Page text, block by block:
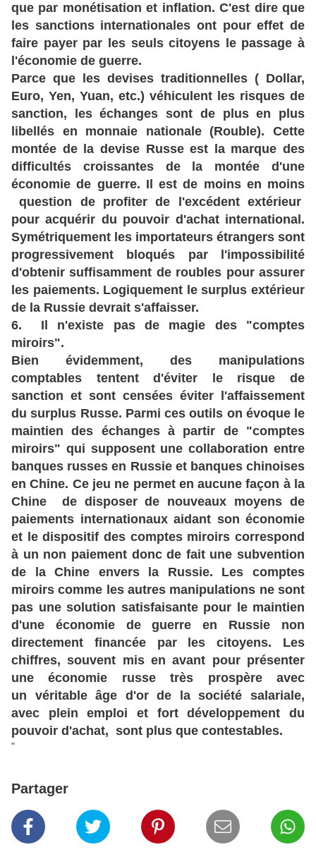
que par monétisation et inflation. C'est dire que
les sanctions internationales ont pour effet de
faire payer par les seuls citoyens le passage à
l'économie de guerre.
Parce que les devises traditionnelles ( Dollar,
Euro, Yen, Yuan, etc.) véhiculent les risques de
sanction, les échanges sont de plus en plus
libellés en monnaie nationale (Rouble). Cette
montée de la devise Russe est la marque des
difficultés croissantes de la montée d'une
économie de guerre. Il est de moins en moins
question de profiter de l'excédent extérieur
pour acquérir du pouvoir d'achat international.
Symétriquement les importateurs étrangers sont
progressivement bloqués par l'impossibilité
d'obtenir suffisamment de roubles pour assurer
les paiements. Logiquement le surplus extérieur
de la Russie devrait s'affaisser.
6. Il n'existe pas de magie des "comptes
miroirs".
Bien évidemment, des manipulations
comptables tentent d'éviter le risque de
sanction et sont censées éviter l'affaissement
du surplus Russe. Parmi ces outils on évoque le
maintien des échanges à partir de "comptes
miroirs" qui supposent une collaboration entre
banques russes en Russie et banques chinoises
en Chine. Ce jeu ne permet en aucune façon à la
Chine de disposer de nouveaux moyens de
paiements internationaux aidant son économie
et le dispositif des comptes miroirs correspond
à un non paiement donc de fait une subvention
de la Chine envers la Russie. Les comptes
miroirs comme les autres manipulations ne sont
pas une solution satisfaisante pour le maintien
d'une économie de guerre en Russie non
directement financée par les citoyens. Les
chiffres, souvent mis en avant pour présenter
une économie russe très prospère avec
un véritable âge d'or de la société salariale,
avec plein emploi et fort développement du
pouvoir d'achat, sont plus que contestables.
"
Partager